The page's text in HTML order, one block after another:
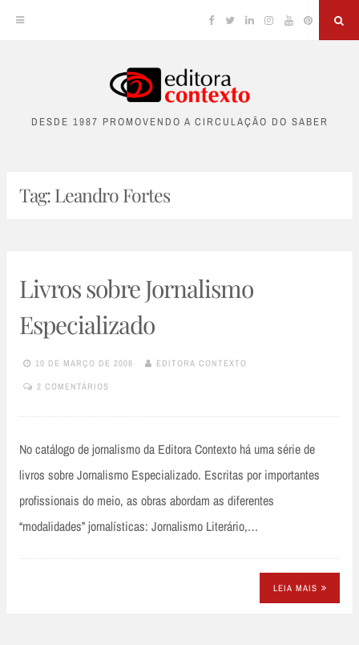
content
Facebook
TwitterLinkedinInstagram
YouTubePinterest
DESDE 1987 PROMOVENDO A CIRCULAÇÃO DO SABER
Tag:Leandro Fortes
Livros sobre Jornalismo
Especializado
10 DE MARÇO DE 2008 EDITORA CONTEXTO
2 COMENTÁRIOS
No catálogo de jornalismo da Editora Contexto há uma série de
livros sobre Jornalismo Especializado. Escritas por importantes
profissionais do meio, as obras abordam as diferentes
“modalidades” jornalísticas: Jornalismo Literário,…
LEIA MAIS